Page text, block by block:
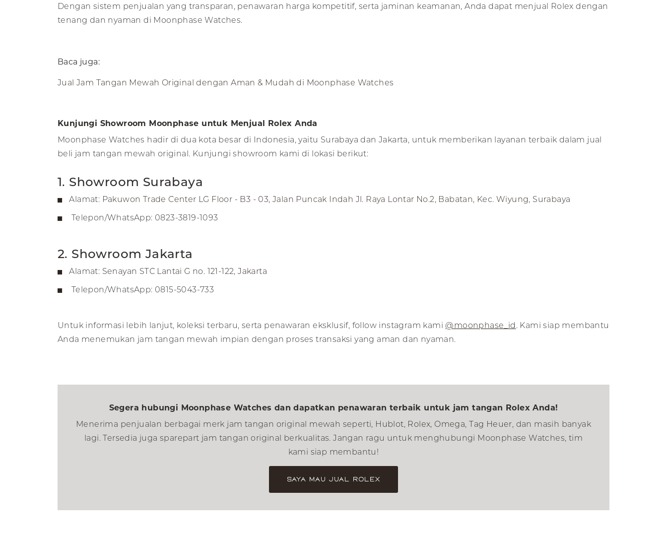
Dengan sistem penjualan yang transparan, penawaran harga kompetitif, serta jaminan keamanan, Anda dapat menjual Rolex dengan
tenang dan nyaman di Moonphase Watches.
Baca juga:
Jual Jam Tangan Mewah Original dengan Aman & Mudah di Moonphase Watches
Kunjungi Showroom Moonphase untuk Menjual Rolex Anda
Moonphase Watches hadir di dua kota besar di Indonesia, yaitu Surabaya dan Jakarta, untuk memberikan layanan terbaik dalam jual
beli jam tangan mewah original. Kunjungi showroom kami di lokasi berikut:
1. Showroom Surabaya
Alamat: Pakuwon Trade Center LG Floor - B3 - 03, Jalan Puncak Indah Jl. Raya Lontar No.2, Babatan, Kec. Wiyung, Surabaya
Telepon/WhatsApp: 0823-3819-1093
2. Showroom Jakarta
Alamat: Senayan STC Lantai G no. 121-122, Jakarta
Telepon/WhatsApp: 0815-5043-733
Untuk informasi lebih lanjut, koleksi terbaru, serta penawaran eksklusif, follow instagram kami @moonphase_id. Kami siap membantu
Anda menemukan jam tangan mewah impian dengan proses transaksi yang aman dan nyaman.
Segera hubungi Moonphase Watches dan dapatkan penawaran terbaik untuk jam tangan Rolex Anda!
Menerima penjualan berbagai merk jam tangan original mewah seperti, Hublot, Rolex, Omega,Tag Heuer, dan masih banyak
lagi. Tersedia juga sparepart jam tangan original berkualitas. Jangan ragu untuk menghubungi Moonphase Watches, tim
kami siap membantu!
Saya Mau Jual Rolex